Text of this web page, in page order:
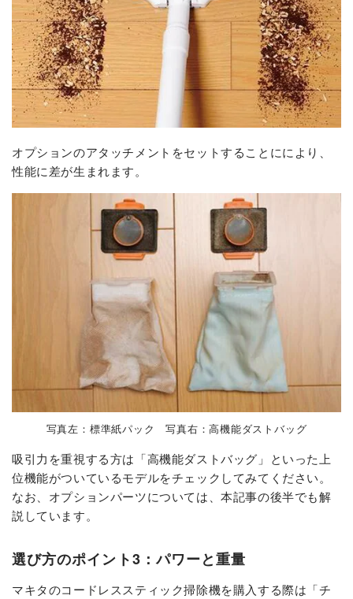
オプションのアタッチメントをセットすることににより、
性能に差が生まれます。
写真左：標準紙パック 写真右：高機能ダストバッグ
吸引力を重視する方は「高機能ダストバッグ」といった上
位機能がついているモデルをチェックしてみてください。
なお、オプションパーツについては、本記事の後半でも解
説しています。
選び方のポイント3：パワーと重量
マキタのコードレススティック掃除機を購入する際は「チ